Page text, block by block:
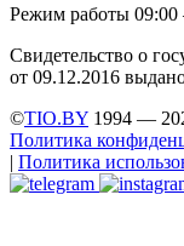
Режим работы 09:00
Свидетельство о
от 09.12.2016
©TIO.BY 1994 —
Политика
| Политика